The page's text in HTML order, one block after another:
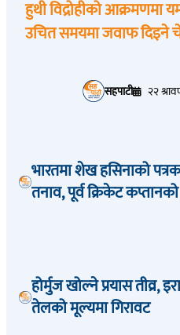
हुथी विद्रोहीको आक्रमणमा
उचित समयमा जवाफ दिइने
सहपाटी २२
भारतमा शेख हसिनाको
तनाव, पूर्व क्रिकेट
होर्मुज खोल्ने प्रयास तीव्र,
तेलको मूल्यमा गिरावट